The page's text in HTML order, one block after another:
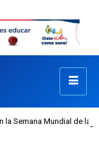
de la Lactancia Materna